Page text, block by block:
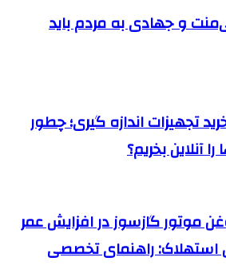
و جهادی به مردم باید
تجهیزات اندازه گیری؛ چطور
آنلاین بخریم؟
موتور گازسوز در افزایش عمر
استهلاک: راهنمای تخصصی